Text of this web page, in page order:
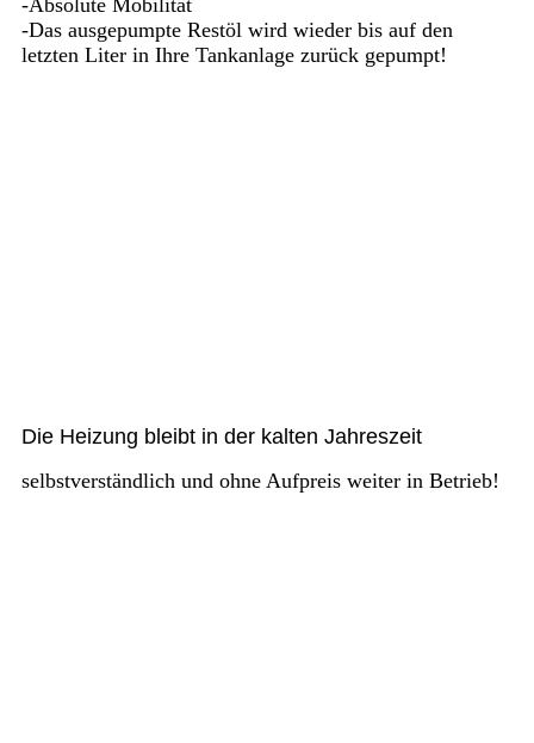
-Absolute Mobilität
-Das ausgepumpte Restöl wird wieder bis auf den
letzten Liter in Ihre Tankanlage zurück gepumpt!
Die Heizung bleibt in der kalten Jahreszeit
selbstverständlichund ohne Aufpreis weiter in Betrieb!